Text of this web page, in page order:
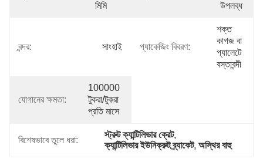
মিমি
উপলব্ধ
বন্দর: সাংহাই প্যাকেজিং বিবরণ:
শক্ত
কাগজ বা
প্যালেটে
বস্তাবন্দী
যোগানের ক্ষমতা:
100000
টুকরা/টুকরা
প্রতি মাসে
বিশেষভাবে তুলে ধরা:
স্ট্রুট ক্যান্টিলিভার ক্রেট,
ক্যান্টিলিভার ইউনিক্রুট ব্র্যাকেট, অস্থির বাহু